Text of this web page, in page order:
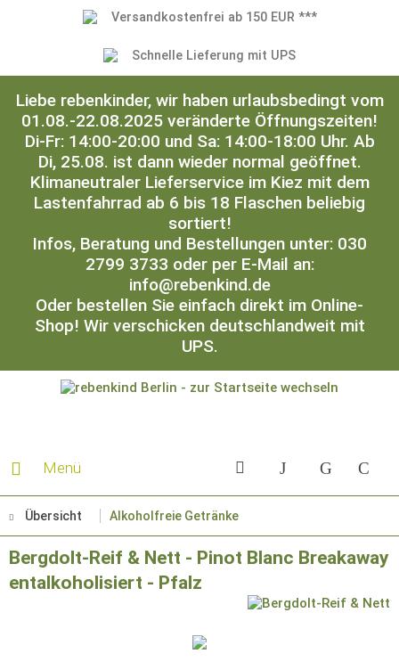
Versandkostenfrei ab 150 EUR ***
Schnelle Lieferung mit UPS
Liebe rebenkinder, wir haben urlaubsbedingt vom
01.08.-22.08.2025 veränderte Öffnungszeiten!
Di-Fr: 14:00-20:00 und Sa: 14:00-18:00 Uhr. Ab
Di, 25.08. ist dann wieder normal geöffnet.
Klimaneutraler Lieferservice im Kiez mit dem
Lastenfahrrad ab 6 bis 18 Flaschen beliebig
sortiert!
Infos, Beratung und Bestellungen unter: 030
2799 3733 oder per E-Mail an:
info@rebenkind.de
Oder bestellen Sie einfach direkt im Online-
Shop! Wir verschicken deutschlandweit mit
UPS.
Menü
Übersicht Alkoholfreie Getränke
Bergdolt-Reif & Nett - Pinot Blanc Breakaway
entalkoholisiert - Pfalz